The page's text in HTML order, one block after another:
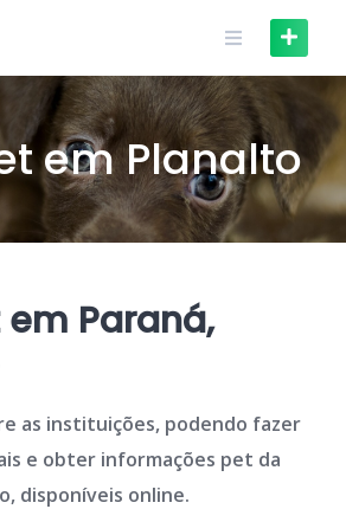
em Planalto
em Paraná,
as instituições, podendo fazer
e obter informações pet da
disponíveis online.